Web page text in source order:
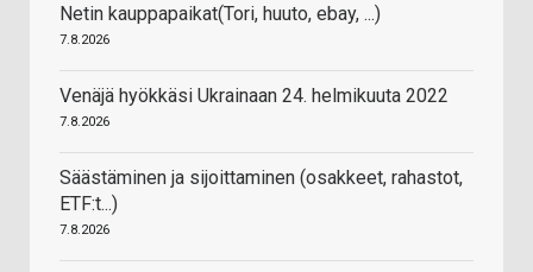
Netin kauppapaikat(Tori, huuto, ebay, ...)
7.8.2026
Venäjä hyökkäsi Ukrainaan 24. helmikuuta 2022
7.8.2026
Säästäminen ja sijoittaminen (osakkeet, rahastot,
ETF:t...)
7.8.2026